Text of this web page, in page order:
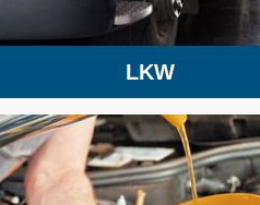
LKW